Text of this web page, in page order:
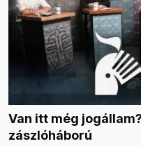
Van itt még
zászlóháború